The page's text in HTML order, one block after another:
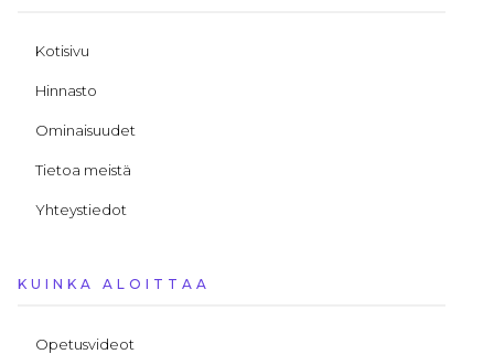
Kotisivu
Hinnasto
Ominaisuudet
Tietoa meistä
Yhteystiedot
KUINKA ALOITTAA
Opetusvideot